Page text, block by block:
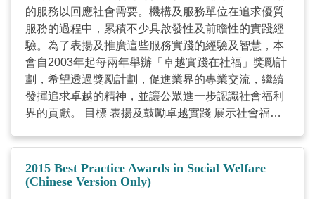
services are constantly innovating to accommodate
changing social needs. To recognize and promote
these innovative, inspiring and ...
聯 Facebook 社聯頻道 香港電台第五台《生活存關
愛》#683集 基層清潔工支援 I am…青年職學平台 社
聯 Facebook 社聯頻道 香港電台第五台《生活存關
愛》#679集 香港電台第五台《生活存關愛》#680集
社聯 Facebook 香港電台第五台《生活存關愛》#677
集 Other Promotion (Chinese Only) Facebook 公佈
得獎名單 疫情下的卓越社會服務《AM730 - 蔡海偉網
誌》 Briefing Session of 2021 Best Practice Awards
需要，既消除結構性或個人的障礙，亦促進社會整體
的可持續發展，達致關愛和公義的社會。 香港社會服
務聯會推行的「卓越實踐在社福」獎勵計劃，目的是
推動業界發揮創意、倡導充權及展現協同效應。本年
度計劃以「創新與科技應用 發展服務新里程」為主
題，希望嘉許能夠發揮上述精神及具服務成效的優秀
社會服務計劃。 評審團（排名以筆劃序） 任燕珍醫
中文大學社會工作學系系主任及教授 吳家麗女士 微軟
香港有限公司企業及公益事務部總監 梅偉強先生 香港
社會服務聯會總主任(家庭及社區服務) 林嘉泰先生，
的服務以回應社會需要。機構及服務單位在追求優質
服務的過程中，累積不少具啟發性及前瞻性的實踐經
驗。為了表揚及推廣這些服務實踐的經驗及智慧，本
會自2003年起每兩年舉辦「卓越實踐在社福」獎勵計
劃，希望透過獎勵計劃，促進業界的專業交流，繼續
發揮追求卓越的精神，並讓公眾進一步認識社會福利
界的貢獻。 目標 表揚及鼓勵卓越實踐 展示社會福利
磋砥礪 有系統地記錄實踐經驗及知識 主題 促進社群
參與 推動正面轉變 社會服務機構提供的專業社會服
務，是需要透過微觀及宏觀的不同層次介入，推動弱
2015 Best Practice Awards in Social Welfare
(Chinese Version Only)